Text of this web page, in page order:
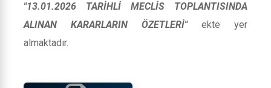
"13.01.2026 TARİHLİ MECLİS TOPLANTISINDA
ALINAN KARARLARIN ÖZETLERİ" ekte yer
almaktadır.